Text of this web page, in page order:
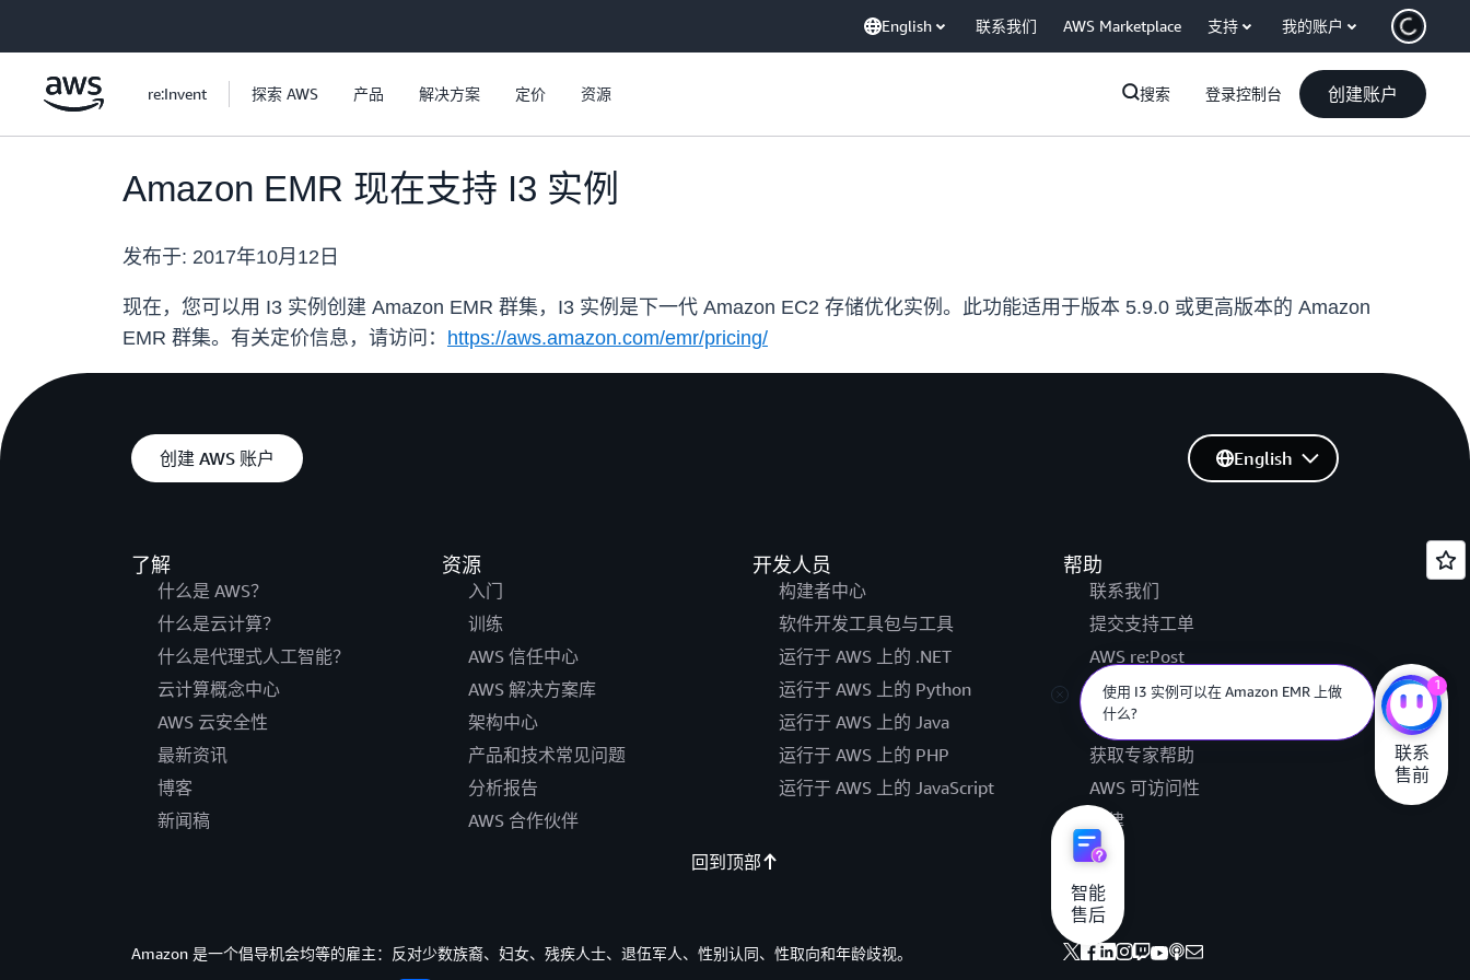
English 联系我们 AWS Marketplace 支持 我的账户
re:Invent 探索 AWS 产品 解决方案 定价 资源 搜索 登录控制台 创建账户
Amazon EMR 现在支持 I3 实例
发布于: 2017年10月12日
现在，您可以用 I3 实例创建 Amazon EMR 群集，I3 实例是下一代 Amazon EC2 存储优化实例。此功能适用于版本 5.9.0 或更高版本的 Amazon
EMR 群集。有关定价信息，请访问： https://aws.amazon.com/emr/pricing/
创建 AWS 账户
了解
什么是 AWS？
什么是云计算？
什么是代理式人工智能？
云计算概念中心
AWS 云安全性
最新资讯
博客
新闻稿
资源
入门
训练
AWS 信任中心
AWS 解决方案库
架构中心
产品和技术常见问题
分析报告
AWS 合作伙伴
开发人员
构建者中心
软件开发工具包与工具
运行于 AWS 上的 .NET
运行于 AWS 上的 Python
运行于 AWS 上的 Java
运行于 AWS 上的 PHP
运行于 AWS 上的 JavaScript
帮助
联系我们
提交支持工单
AWS re:Post
Knowledge Center
AWS Support 概述
获取专家帮助
AWS 可访问性
法律
English
回到顶部
Amazon 是一个倡导机会均等的雇主：反对少数族裔、妇女、残疾人士、退伍军人、性别认同、性取向和年龄歧视。
使用 I3 实例可以在 Amazon EMR 上做
什么?
1
联系
售前
智能
售后